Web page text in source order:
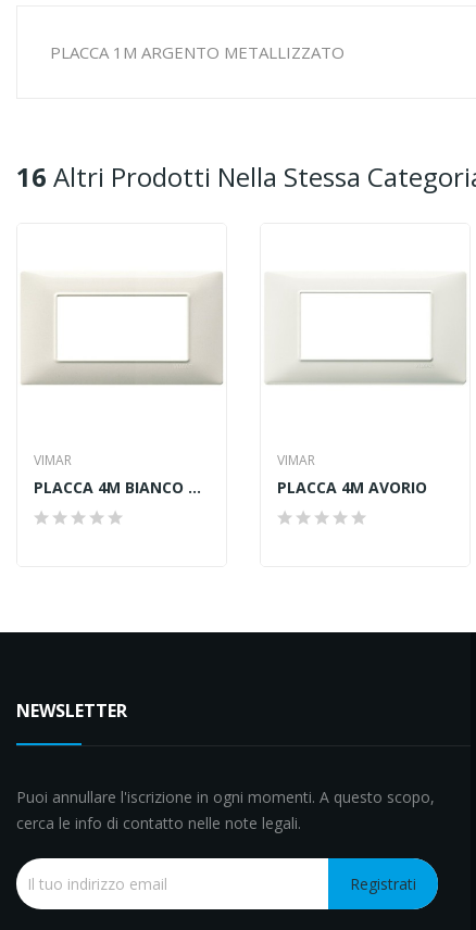
PLACCA 1M ARGENTO METALLIZZATO
16 Altri Prodotti Nella Stessa
VIMAR
PLACCA 4M BIANCO GRANITO
VIMAR
PLACCA 4M AVORIO
NEWSLETTER
Puoi annullare l'iscrizione in ogni momenti. A questo scopo,
cerca le info di contatto nelle note legali.